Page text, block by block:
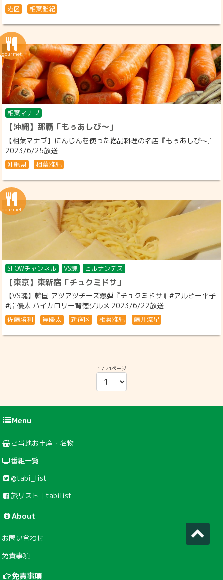
港区 相葉雅紀
相葉マナブ
【沖縄】那覇「もぅあしび～」
【相葉マナブ】にんじんを使った絶品料理の名店『もぅあしび～』
2023/6/25放送
沖縄県 相葉雅紀
SHOWチャンネル VS魂 ヒルナンデス
【東京】東新宿「チュクミドサ」
【VS魂】韓国 アツアツチーズ爆弾『チュクミドサ』#アルピー平子
#岸優太 ハイカロリー背徳グルメ 2023/6/22放送
佐藤勝利 岸優太 新宿区 相葉雅紀 藤井流星
1 / 21ページ
Menu
ご当地お土産・名物
番組一覧
@tabi_list
旅リスト｜tabilist
About
お問い合わせ
免責事項
免責事項